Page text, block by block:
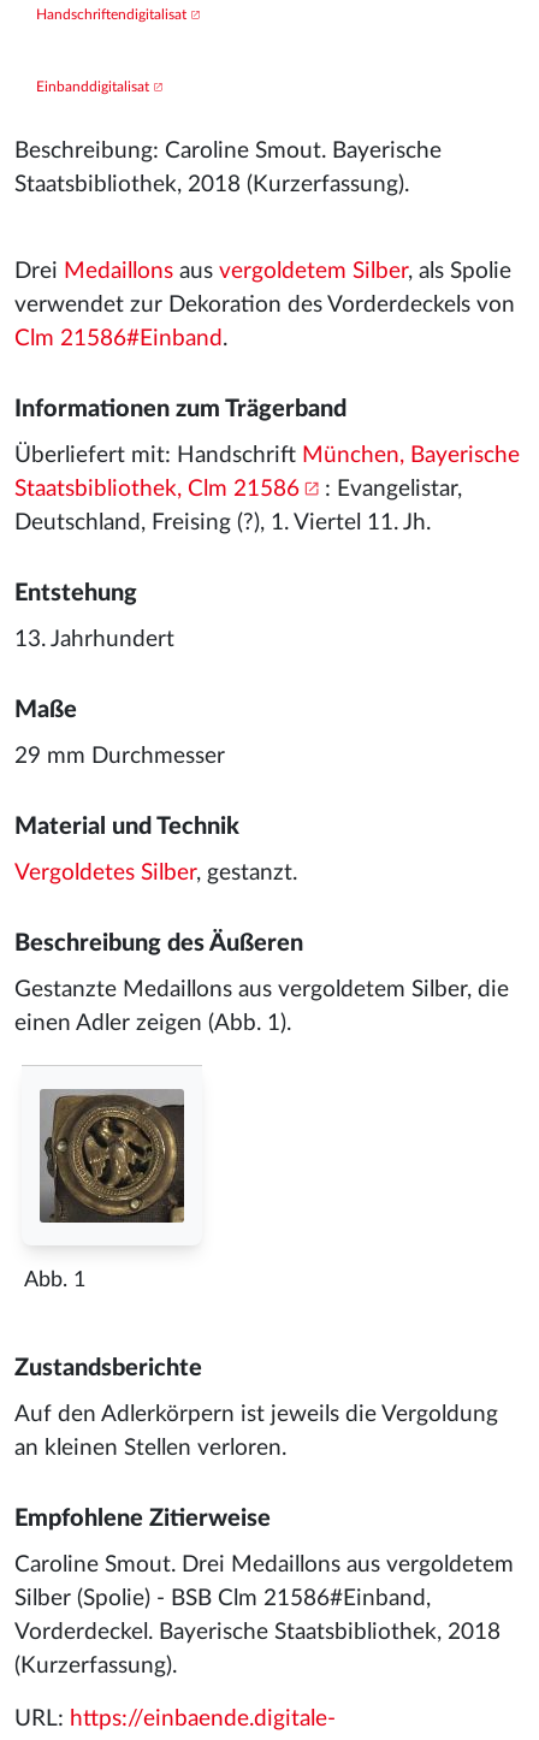
Handschriftendigitalisat
Einbanddigitalisat
Beschreibung: Caroline Smout. Bayerische
Staatsbibliothek, 2018 (Kurzerfassung).
Drei Medaillons aus vergoldetem Silber, als Spolie
verwendet zur Dekoration des Vorderdeckels von
Clm 21586#Einband .
Informationen zum Trägerband
Überliefert mit: Handschrift München, Bayerische
Staatsbibliothek, Clm 21586
: Evangelistar,
Deutschland, Freising (?), 1. Viertel 11. Jh.
Entstehung
13. Jahrhundert
Maße
29 mm Durchmesser
Material und Technik
Vergoldetes Silber, gestanzt.
Beschreibung des Äußeren
Gestanzte Medaillons aus vergoldetem Silber, die
einen Adler zeigen (Abb. 1).
Abb. 1
Zustandsberichte
Auf den Adlerkörpern ist jeweils die Vergoldung
an kleinen Stellen verloren.
Empfohlene Zitierweise
Caroline Smout. Drei Medaillons aus vergoldetem
Silber (Spolie) - BSB Clm 21586#Einband,
Vorderdeckel. Bayerische Staatsbibliothek, 2018
(Kurzerfassung).
URL: https://einbaende.digitale-